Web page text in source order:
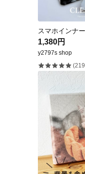
1,380円
y2797s shop